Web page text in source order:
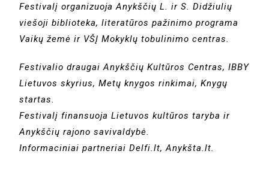
Festivalį organizuoja Anykščių L. ir S. Didžiulių
viešoji biblioteka, literatūros pažinimo programa
Vaikų žemė ir VŠĮ Mokyklų tobulinimo centras.
Festivalio draugai Anykščių Kultūros Centras, IBBY
Lietuvos skyrius, Metų knygos rinkimai, Knygų
startas.
Festivalį finansuoja Lietuvos kultūros taryba ir
Anykščių rajono savivaldybė.
Informaciniai partneriai Delfi.lt, Anykšta.lt.